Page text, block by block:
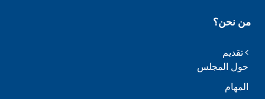
من نحن؟
تقديم
حول المجلس
المهام